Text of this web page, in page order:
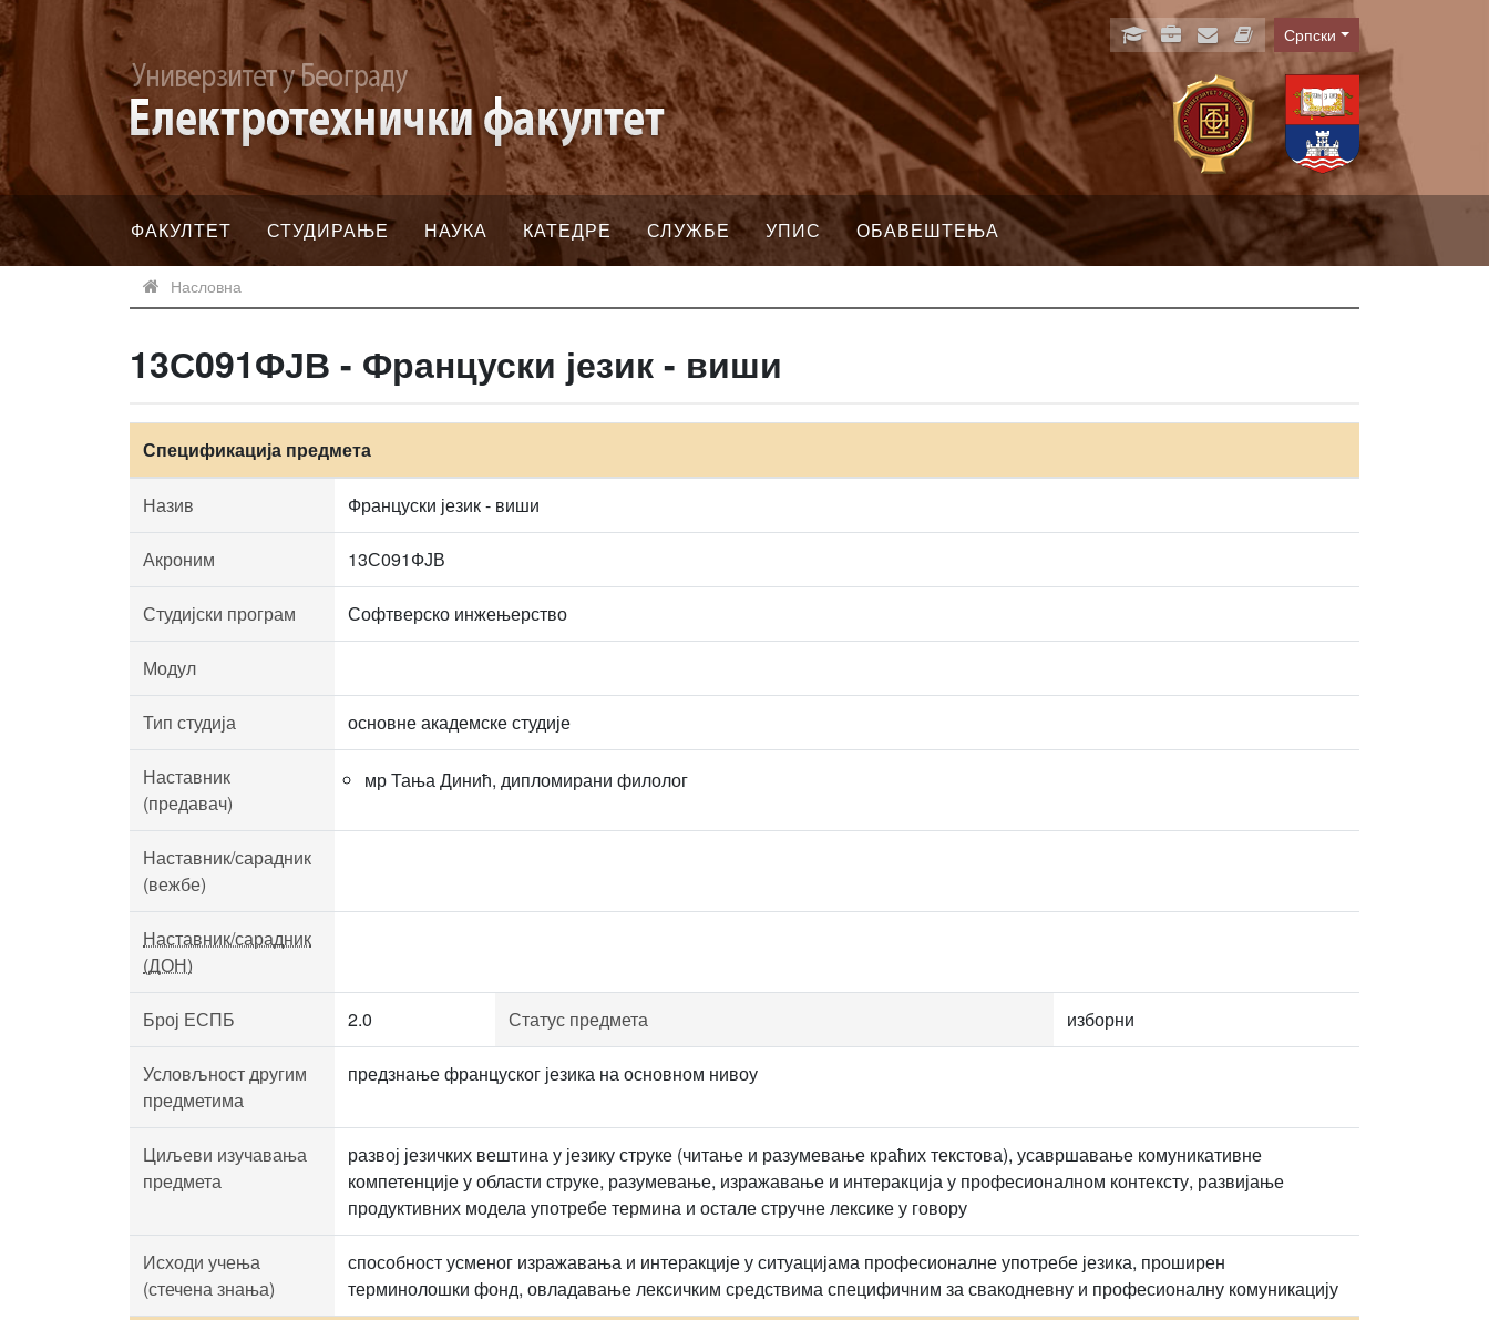
Language
Српски
ФАКУЛТЕТ СТУДИРАЊЕ НАУКА КАТЕДРЕ СЛУЖБЕ УПИС ОБАВЕШТЕЊА
Насловна
13С091ФЈВ - Француски језик - виши
Спецификација предмета
Назив Француски језик - виши
Акроним 13С091ФЈВ
Студијски програм Софтверско инжењерство
Модул
Тип студија основне академске студије
Наставник
(предавач)
мр Тања Динић, дипломирани филолог
Наставник/сарадник
(вежбе)
Наставник/сарадник
(ДОН)
Број ЕСПБ 2.0 Статус предмета изборни
Условљност другим
предметима
предзнање француског језика на основном нивоу
Циљеви изучавања
предмета
развој језичких вештина у језику струке (читање и разумевање краћих текстова), усавршавање комуникативне
компетенције у области струке, разумевање, изражавање и интеракција у професионалном контексту, развијање
продуктивних модела употребе термина и остале стручне лексике у говору
Исходи учења
(стечена знања)
способност усменог изражавања и интеракције у ситуацијама професионалне употребе језика, проширен
терминолошки фонд, овладавање лексичким средствима специфичним за свакодневну и професионалну комуникацију